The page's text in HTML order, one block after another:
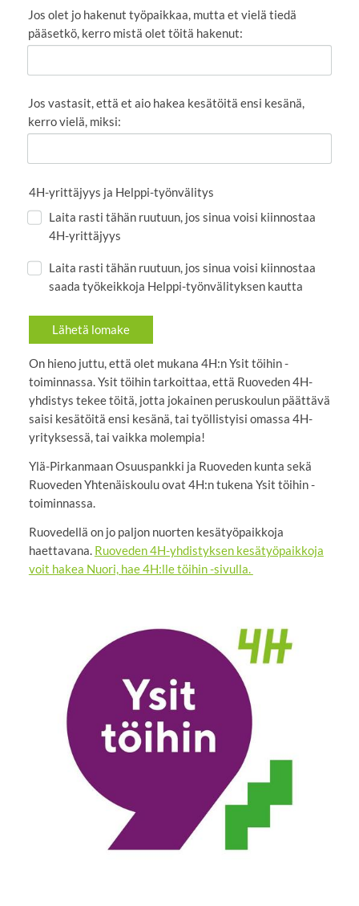
Jos olet jo hakenut työpaikkaa, mutta et vielä tiedä
pääsetkö, kerro mistä olet töitä hakenut:
Jos vastasit, että et aio hakea kesätöitä ensi kesänä,
kerro vielä, miksi:
4H-yrittäjyys ja Helppi-työnvälitys
Laita rasti tähän ruutuun, jos sinua voisi kiinnostaa
4H-yrittäjyys
Laita rasti tähän ruutuun, jos sinua voisi kiinnostaa
saada työkeikkoja Helppi-työnvälityksen kautta
Lähetä lomake
On hieno juttu, että olet mukana 4H:n Ysit töihin -
toiminnassa. Ysit töihin tarkoittaa, että Ruoveden 4H-
yhdistys tekee töitä, jotta jokainen peruskoulun päättävä
saisi kesätöitä ensi kesänä, tai työllistyisi omassa 4H-
yrityksessä, tai vaikka molempia!
Ylä-Pirkanmaan Osuuspankki ja Ruoveden kunta sekä
Ruoveden Yhtenäiskoulu ovat 4H:n tukena Ysit töihin -
toiminnassa.
Ruovedellä on jo paljon nuorten kesätyöpaikkoja
haettavana. Ruoveden 4H-yhdistyksen kesätyöpaikkoja
voit hakea Nuori, hae 4H:lle töihin -sivulla.